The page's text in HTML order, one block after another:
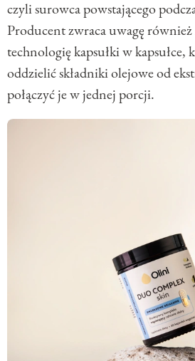
czyli surowca powstającego
Producent zwraca uwagę również
technologię kapsułki w kapsułce,
oddzielić składniki olejowe od
połączyć je w jednej porcji.